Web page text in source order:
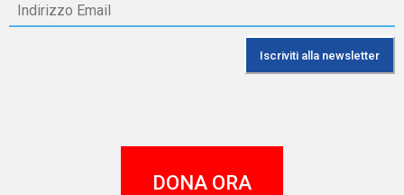
DONA ORA